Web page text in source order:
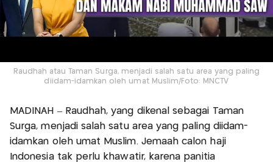
Raudhah atau Taman Surga, menjadi salah satu area yang paling
diidam-idamkan oleh umat Muslim/Foto: MNCTV
MADINAH – Raudhah, yang dikenal sebagai Taman
Surga, menjadi salah satu area yang paling diidam-
idamkan oleh umat Muslim. Jemaah calon haji
Indonesia tak perlu khawatir, karena panitia